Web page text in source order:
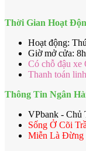
Thời Gian Hoạt
Hoạt động:
Giờ mở cửa:
Có chỗ đậu xe
Thanh toán
Thông Tin Ngân
VPbank - Chủ
Sống Ở Cõi
Miễn Là Đừng